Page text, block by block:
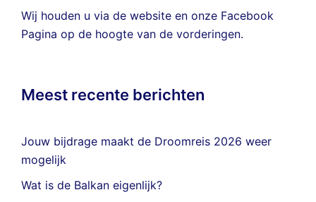
Wij houden u via de website en onze Facebook
Pagina op de hoogte van de vorderingen.
Meest recente berichten
Jouw bijdrage maakt de Droomreis 2026 weer
mogelijk
Wat is de Balkan eigenlijk?